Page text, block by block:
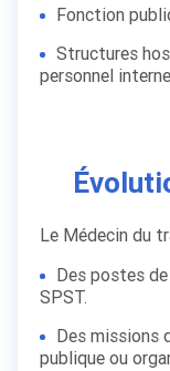
Fonction
Structures
personnel
Le Médecin du
Des postes de
SPST.
Des missions
publique ou